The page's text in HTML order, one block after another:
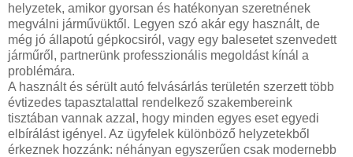
helyzetek, amikor gyorsan és hatékonyan szeretnének
megválni járművüktől. Legyen szó akár egy használt, de
még jó állapotú gépkocsiról, vagy egy balesetet szenvedett
járműről, partnerünk professzionális megoldást kínál a
problémára.
A használt és sérült autó felvásárlás területén szerzett több
évtizedes tapasztalattal rendelkező szakembereink
tisztában vannak azzal, hogy minden egyes eset egyedi
elbírálást igényel. Az ügyfelek különböző helyzetekből
érkeznek hozzánk: néhányan egyszerűen csak modernebb